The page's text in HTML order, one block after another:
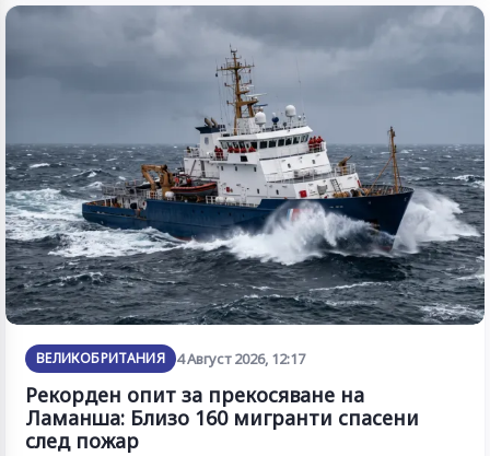
ВЕЛИКОБРИТАНИЯ 4 Август 2026, 12:17
Рекорден опит за прекосяване на
Ламанша: Близо 160 мигранти спасени
след пожар